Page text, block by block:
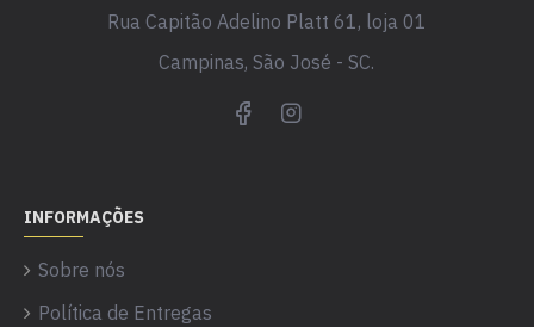
Rua Capitão Adelino Platt 61, loja 01
Campinas, São José - SC.
INFORMAÇÕES
Sobre nós
Política de Entregas